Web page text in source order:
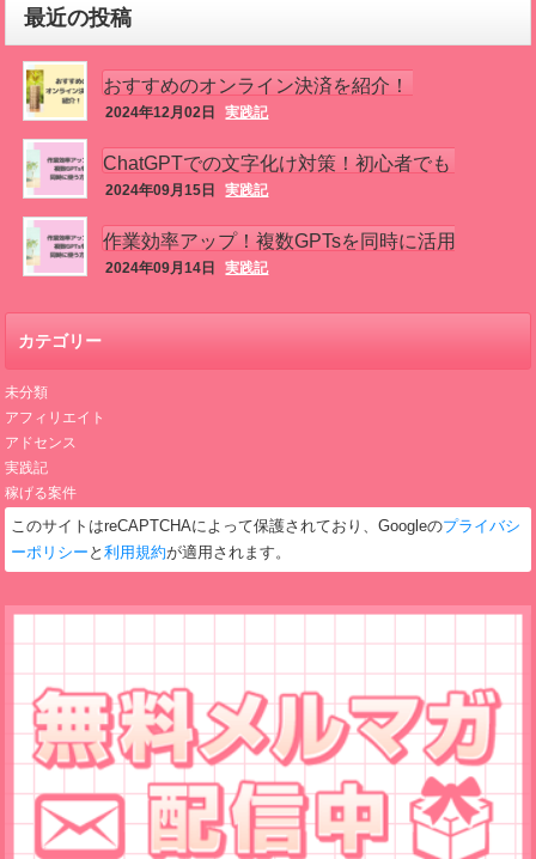
最近の投稿
おすすめのオンライン決済を紹介！
2024年12月02日 実践記
ChatGPTでの文字化け対策！初心者でも
簡単！
2024年09月15日 実践記
作業効率アップ！複数GPTsを同時に活用
する方法
2024年09月14日 実践記
カテゴリー
未分類
アフィリエイト
アドセンス
実践記
稼げる案件
このサイトはreCAPTCHAによって保護されており、Googleのプライバシ
ーポリシー と利用規約が適用されます。